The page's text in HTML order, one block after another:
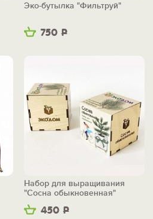
750 Р
Эко-бутылка "Фильтруй"
450 Р
Набор для выращивания
"Сосна обыкновенная"